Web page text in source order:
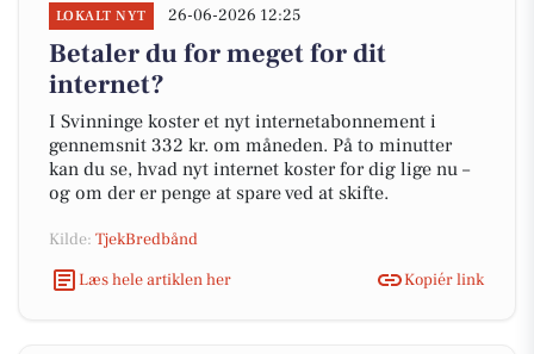
LOKALT NYT 26-06-2026 12:25
Betaler du for meget for dit
internet?
I Svinninge koster et nyt internetabonnement i
gennemsnit 332 kr. om måneden. På to minutter
kan du se, hvad nyt internet koster for dig lige nu –
og om der er penge at spare ved at skifte.
Kilde: TjekBredbånd
Læs hele artiklen her
Kopiér link